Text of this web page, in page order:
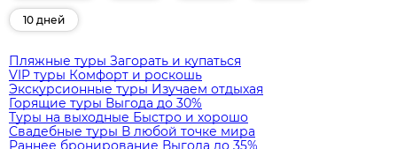
10 дней
Пляжные туры Загорать и купаться
VIP туры Комфорт и роскошь
Экскурсионные туры Изучаем отдыхая
Горящие туры Выгода до 30%
Туры на выходные Быстро и хорошо
Свадебные туры В любой точке мира
Раннее бронирование Выгода до 35%